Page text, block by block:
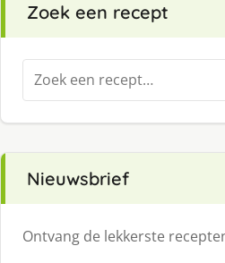
Zoek een recept
Zoeken
naar:
Nieuwsbrief
Ontvang de lekkerste